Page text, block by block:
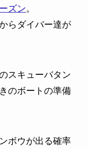
ズン。
らダイバー達が
スキューバタン
のボートの準備
ボウが出る確率